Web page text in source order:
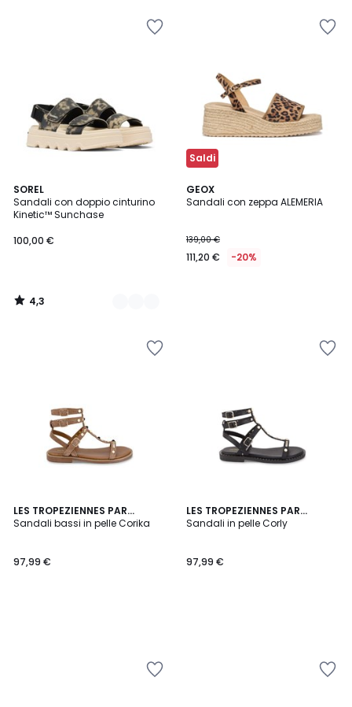
SOREL
Sandali con doppio cinturino
Kinetic™ Sunchase
100,00 €
4,3
/ 5
3
Colori
4,3
/
Saldi
GEOX
Sandali con zeppa ALEMERIA
139,00 €
111,20 € -20%
LES TROPEZIENNES PAR
M.BELARBI
Sandali bassi in pelle Corika
97,99 €
LES TROPEZIENNES PAR
M.BELARBI
Sandali in pelle Corly
97,99 €